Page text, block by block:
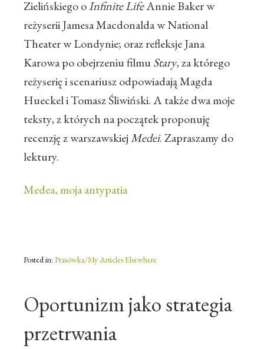
Zielińskiego oInfinite LifeAnnie Baker w
reżyserii Jamesa Macdonalda w National
Theater w Londynie; oraz refleksje Jana
Karowa po obejrzeniu filmuStary, za którego
reżyserię i scenariusz odpowiadają Magda
Hueckel i Tomasz Śliwiński. A także dwa moje
teksty, z których na początek proponuję
recenzję z warszawskiejMedei. Zapraszamy do
lektury.
Medea, moja antypatia
Posted in: Prasówka/My Articles Elsewhere
Oportunizm jako strategia
przetrwania